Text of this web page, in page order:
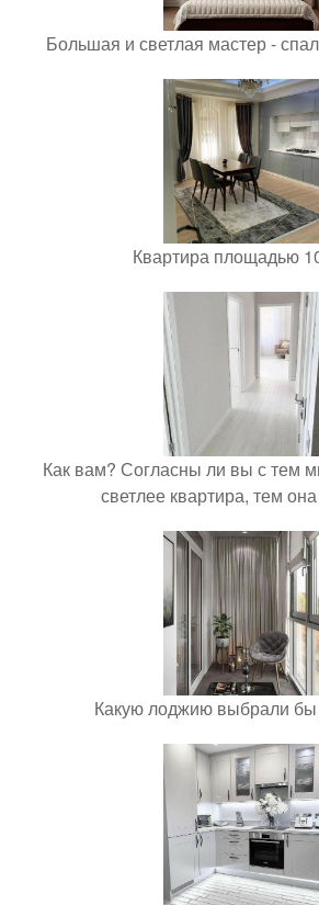
Большая и светлая мастер -
Квартира площадью
Как вам? Согласны ли вы с тем
светлее квартира, тем
Какую лоджию выбрали бы